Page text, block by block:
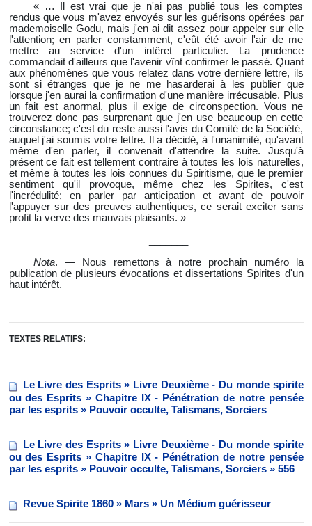
« … Il est vrai que je n'ai pas publié tous les comptes
rendus que vous m'avez envoyés sur les guérisons opérées par
mademoiselle Godu, mais j'en ai dit assez pour appeler sur elle
l'attention; en parler constamment, c'eût été avoir l'air de me
mettre au service d'un intêret particulier. La prudence
commandait d'ailleurs que l'avenir vînt confirmer le passé. Quant
aux phénomènes que vous relatez dans votre dernière lettre, ils
sont si étranges que je ne me hasarderai à les publier que
lorsque j'en aurai la confirmation d'une manière irrécusable. Plus
un fait est anormal, plus il exige de circonspection. Vous ne
trouverez donc pas surprenant que j'en use beaucoup en cette
circonstance; c'est du reste aussi l'avis du Comité de la Société,
auquel j'ai soumis votre lettre. Il a décidé, à l'unanimité, qu'avant
même d'en parler, il convenait d'attendre la suite. Jusqu'à
présent ce fait est tellement contraire à toutes les lois naturelles,
et même à toutes les lois connues du Spiritisme, que le premier
sentiment qu'il provoque, même chez les Spirites, c'est
l'incrédulité; en parler par anticipation et avant de pouvoir
l'appuyer sur des preuves authentiques, ce serait exciter sans
profit la verve des mauvais plaisants. »
Nota. — Nous remettons à notre prochain numéro la
publication de plusieurs évocations et dissertations Spirites d'un
haut intérêt.
TEXTES RELATIFS:
Le Livre des Esprits » Livre Deuxième - Du monde spirite
ou des Esprits » Chapitre IX - Pénétration de notre pensée
par les esprits » Pouvoir occulte, Talismans, Sorciers
Le Livre des Esprits » Livre Deuxième - Du monde spirite
ou des Esprits » Chapitre IX - Pénétration de notre pensée
par les esprits » Pouvoir occulte, Talismans, Sorciers » 556
Revue Spirite 1860 » Mars » Un Médium guérisseur